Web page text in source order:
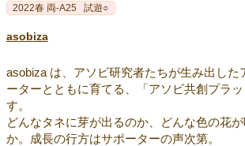
2022春 両-A25 試遊○
asobiza
asobiza は、アソビ研究者たちが生み出した
ーターとともに育てる、「アソビ共創プラ
す。
どんなタネに芽が出るのか、どんな色の花
か。成長の行方はサポーターの声次第。